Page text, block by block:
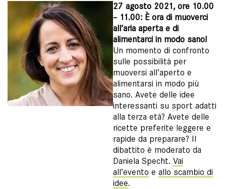
27 agosto 2021, ore 10.00
– 11.00: È ora di muoverci
all’aria aperta e di
alimentarci in modo sano!
Un momento di confronto
sulle possibilità per
muoversi all’aperto e
alimentarsi in modo più
sano. Avete delle idee
interessanti su sport adatti
alla terza età? Avete delle
ricette preferite leggere e
rapide da preparare? Il
dibattito è moderato da
Daniela Specht. Vai
all’evento e allo scambio di
idee.